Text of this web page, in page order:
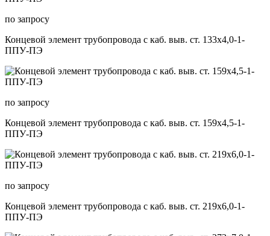
по запросу
Концевой элемент трубопровода с каб. выв. ст. 133х4,0-1-
ППУ-ПЭ
по запросу
Концевой элемент трубопровода с каб. выв. ст. 159х4,5-1-
ППУ-ПЭ
по запросу
Концевой элемент трубопровода с каб. выв. ст. 219х6,0-1-
ППУ-ПЭ